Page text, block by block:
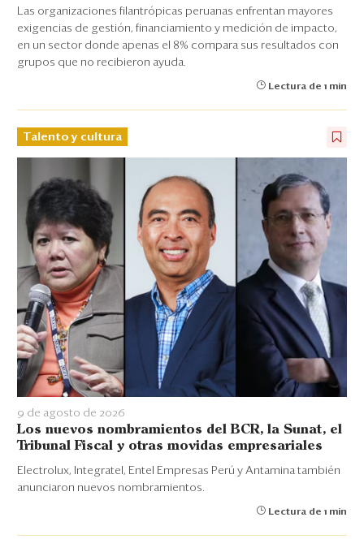
Las organizaciones filantrópicas peruanas enfrentan mayores
exigencias de gestión, financiamiento y medición de impacto,
en un sector donde apenas el 8% compara sus resultados con
grupos que no recibieron ayuda.
Lectura de 1 min
Talento y cultura
9 de agosto de 2026
Los nuevos nombramientos del BCR, la Sunat, el
Tribunal Fiscal y otras movidas empresariales
Electrolux, Integratel, Entel Empresas Perú y Antamina también
anunciaron nuevos nombramientos.
Lectura de 1 min